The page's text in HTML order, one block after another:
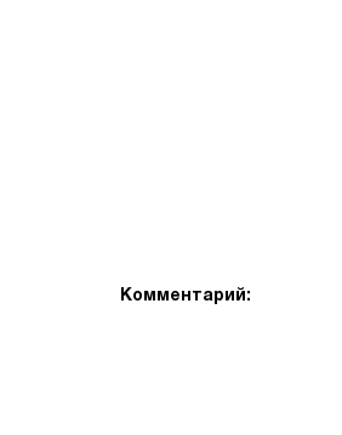
Комментарий: